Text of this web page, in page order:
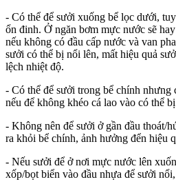
- Có thể để sưởi xuống bể lọc dưới,
ổn đinh. Ở ngăn bơm mực nước sẽ
nếu không có đầu cấp nước và van
sưởi có thể bị nổi lên, mất hiệu quả
lệch nhiệt độ.
- Có thể để sưởi trong bể chính nhưng
nếu để không khéo cá lao vào có thể
- Không nên để sưởi ở gần đầu thoát/
ra khỏi bể chính, ảnh hưởng đển hiệu
- Nếu sưởi để ở nơi mực nước lên
xốp/bọt biển vào đầu nhựa để sưởi